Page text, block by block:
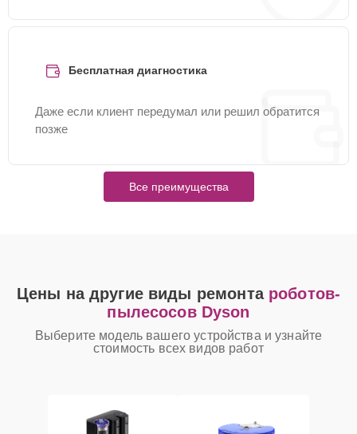
Бесплатная диагностика
Даже если клиент передумал или решил обратится
позже
Все преимущества
Цены на другие виды ремонта роботов-
пылесосов Dyson
Выберите модель вашего устройства и узнайте
стоимость всех видов работ